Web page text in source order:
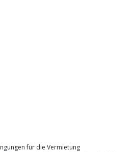
für die Vermietung